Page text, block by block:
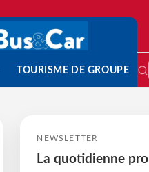
TOURISME DE GROUPE
NEWSLETTER
La quotidienne pro